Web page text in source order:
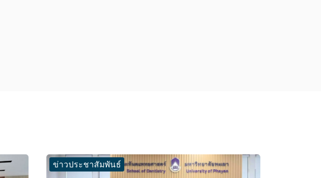
ข่าวประชาสัมพันธ์